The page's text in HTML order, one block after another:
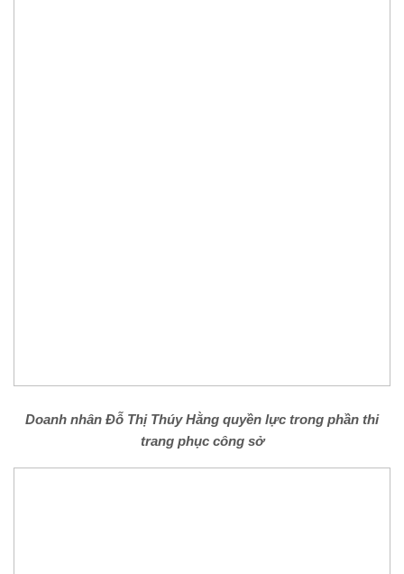
Doanh nhân Đỗ Thị Thúy Hằng quyền lực trong phần thi
trang phục công sở